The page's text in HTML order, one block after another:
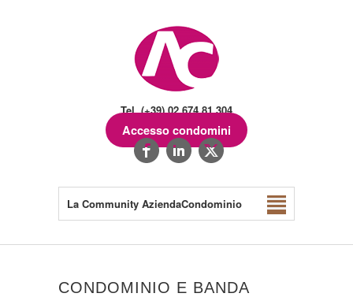
Tel. (+39) 02.674.81.304
Accesso condomini
La Community AziendaCondominio
CONDOMINIO E BANDA